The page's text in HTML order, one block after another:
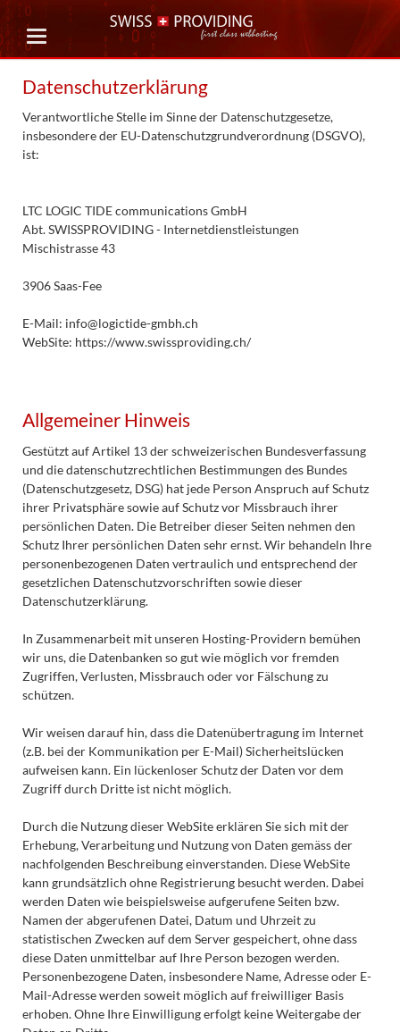
Datenschutzerklärung
Verantwortliche Stelle im Sinne der Datenschutzgesetze,
insbesondere der EU-Datenschutzgrundverordnung (DSGVO),
ist:
LTC LOGIC TIDE communications GmbH
Abt. SWISSPROVIDING - Internetdienstleistungen
Mischistrasse 43
3906 Saas-Fee
E-Mail: info@logictide-gmbh.ch
WebSite: https://www.swissproviding.ch/
Allgemeiner Hinweis
Gestützt auf Artikel 13 der schweizerischen Bundesverfassung
und die datenschutzrechtlichen Bestimmungen des Bundes
(Datenschutzgesetz, DSG) hat jede Person Anspruch auf Schutz
ihrer Privatsphäre sowie auf Schutz vor Missbrauch ihrer
persönlichen Daten. Die Betreiber dieser Seiten nehmen den
Schutz Ihrer persönlichen Daten sehr ernst. Wir behandeln Ihre
personenbezogenen Daten vertraulich und entsprechend der
gesetzlichen Datenschutzvorschriften sowie dieser
Datenschutzerklärung.
In Zusammenarbeit mit unseren Hosting-Providern bemühen
wir uns, die Datenbanken so gut wie möglich vor fremden
Zugriffen, Verlusten, Missbrauch oder vor Fälschung zu
schützen.
Wir weisen darauf hin, dass die Datenübertragung im Internet
(z.B. bei der Kommunikation per E-Mail) Sicherheitslücken
aufweisen kann. Ein lückenloser Schutz der Daten vor dem
Zugriff durch Dritte ist nicht möglich.
Durch die Nutzung dieser WebSite erklären Sie sich mit der
Erhebung, Verarbeitung und Nutzung von Daten gemäss der
nachfolgenden Beschreibung einverstanden. Diese WebSite
kann grundsätzlich ohne Registrierung besucht werden. Dabei
werden Daten wie beispielsweise aufgerufene Seiten bzw.
Namen der abgerufenen Datei, Datum und Uhrzeit zu
statistischen Zwecken auf dem Server gespeichert, ohne dass
diese Daten unmittelbar auf Ihre Person bezogen werden.
Personenbezogene Daten, insbesondere Name, Adresse oder E-
Mail-Adresse werden soweit möglich auf freiwilliger Basis
erhoben. Ohne Ihre Einwilligung erfolgt keine Weitergabe der